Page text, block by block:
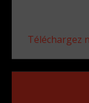
Téléchargez